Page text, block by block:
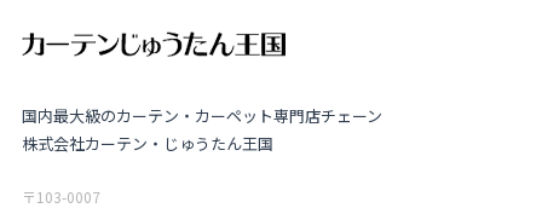
国内最大級のカーテン・カーペット専門店チェーン
株式会社カーテン・じゅうたん王国
〒103-0007